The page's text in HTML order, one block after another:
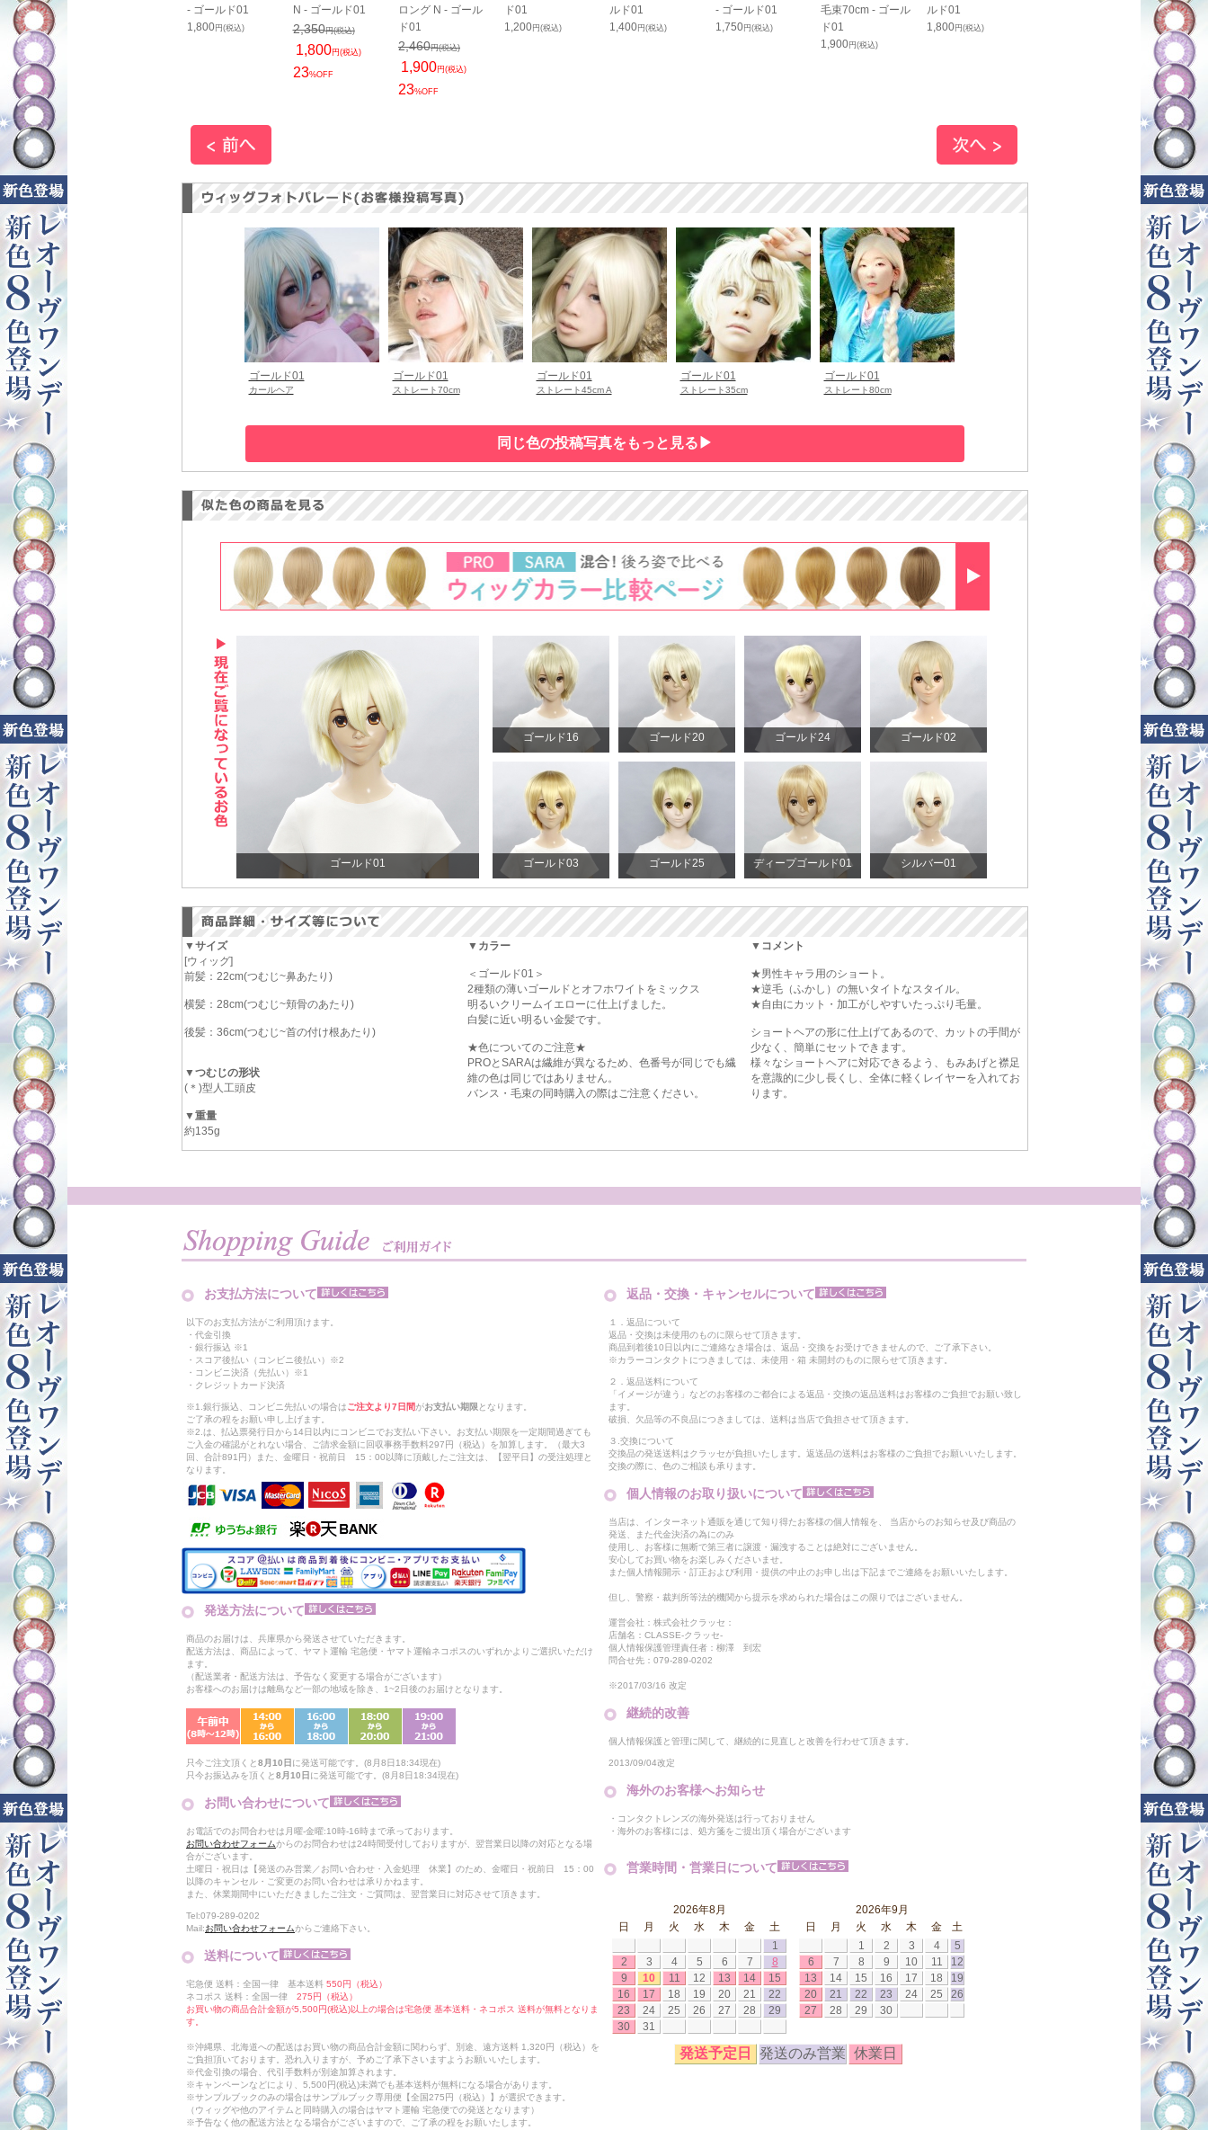
円(税込)
- ゴールド01
1,800円(税込)
N - ゴールド01
2,350円(税込)
1,800円(税込)
23%OFF
ロング N - ゴール
ド01
2,460円(税込)
1,900円(税込)
23%OFF
ド01
1,200円(税込)
ルド01
1,400円(税込)
- ゴールド01
1,750円(税込)
毛束70cm - ゴール
ド01
1,900円(税込)
ルド01
1,800円(税込)
- ゴールド01
1,800円(税込)
ゴールド01
カールヘア
ゴールド01
ストレート70cm
ゴールド01
ストレート45cm A
ゴールド01
ストレート35cm
ゴールド01
ストレート80cm
ゴールド01
ゴールド16 ゴールド20 ゴールド24 ゴールド02
ゴールド03 ゴールド25 ディープゴールド01 シルバー01
▼サイズ
[ウィッグ]
前髪：22cm(つむじ~鼻あたり)
横髪：28cm(つむじ~頬骨のあたり)
後髪：36cm(つむじ~首の付け根あたり)
▼つむじの形状
(＊)型人工頭皮
▼重量
約135g
▼カラー
＜ゴールド01＞
2種類の薄いゴールドとオフホワイトをミックス
明るいクリームイエローに仕上げました。
白髪に近い明るい金髪です。
★色についてのご注意★
PROとSARAは繊維が異なるため、色番号が同じでも繊
維の色は同じではありません。
バンス・毛束の同時購入の際はご注意ください。
▼コメント
★男性キャラ用のショート。
★逆毛（ふかし）の無いタイトなスタイル。
★自由にカット・加工がしやすいたっぷり毛量。
ショートヘアの形に仕上げてあるので、カットの手間が
少なく、簡単にセットできます。
様々なショートヘアに対応できるよう、もみあげと襟足
を意識的に少し長くし、全体に軽くレイヤーを入れてお
ります。
お支払方法について
以下のお支払方法がご利用頂けます。
・代金引換
・銀行振込 ※1
・スコア後払い（コンビニ後払い）※2
・コンビニ決済（先払い）※1
・クレジットカード決済
※1.銀行振込、コンビニ先払いの場合はご注文より7日間がお支払い期限 となります。
ご了承の程をお願い申し上げます。
※2.は、払込票発行日から14日以内にコンビニでお支払い下さい。お支払い期限を一定期間過ぎても
ご入金の確認がとれない場合、ご請求金額に回収事務手数料297円（税込）を加算します。（最大3
回、合計891円）また、金曜日・祝前日 15：00以降に頂戴したご注文は、【翌平日】の受注処理と
なります。
発送方法について
商品のお届けは、兵庫県から発送させていただきます。
配送方法は、商品によって、ヤマト運輸 宅急便・ヤマト運輸ネコポスのいずれかよりご選択いただけ
ます。
（配送業者・配送方法は、予告なく変更する場合がございます）
お客様へのお届けは離島など一部の地域を除き、1~2日後のお届けとなります。
只今ご注文頂くと8月10日 に発送可能です。(8月8日18:34現在)
只今お振込みを頂くと8月10日 に発送可能です。(8月8日18:34現在)
お問い合わせについて
お電話でのお問合わせは月曜-金曜:10時-16時まで承っております。
お問い合わせフォームからのお問合わせは24時間受付しておりますが、翌営業日以降の対応となる場
合がございます。
土曜日・祝日は【発送のみ営業／お問い合わせ・入金処理 休業】のため、金曜日・祝前日 15：00
以降のキャンセル・ご変更のお問い合わせは承りかねます。
また、休業期間中にいただきましたご注文・ご質問は、翌営業日に対応させて頂きます。
Tel:079-289-0202
Mail:お問い合わせフォームからご連絡下さい。
送料について
宅急便 送料：全国一律 基本送料 550円（税込）
ネコポス 送料：全国一律 275円（税込）
お買い物の商品合計金額が5,500円(税込)以上の場合は宅急便 基本送料・ネコポス 送料が無料となりま
す。
※沖縄県、北海道への配送はお買い物の商品合計金額に関わらず、別途、遠方送料 1,320円（税込）を
ご負担頂いております。恐れ入りますが、予めご了承下さいますようお願いいたします。
※代金引換の場合、代引手数料が別途加算されます。
※キャンペーンなどにより、5,500円(税込)未満でも基本送料が無料になる場合があります。
※サンプルブックのみの場合はサンプルブック専用便【全国275円（税込）】が選択できます。
（ウィッグや他のアイテムと同時購入の場合はヤマト運輸 宅急便での発送となります）
※予告なく他の配送方法となる場合がございますので、ご了承の程をお願いたします。
返品・交換・キャンセルについて
１．返品について
返品・交換は未使用のものに限らせて頂きます。
商品到着後10日以内にご連絡なき場合は、返品・交換をお受けできませんので、ご了承下さい。
※カラーコンタクトにつきましては、未使用・箱 未開封のものに限らせて頂きます。
２．返品送料について
「イメージが違う」などのお客様のご都合による返品・交換の返品送料はお客様のご負担でお願い致し
ます。
破損、欠品等の不良品につきましては、送料は当店で負担させて頂きます。
３.交換について
交換品の発送送料はクラッセが負担いたします。返送品の送料はお客様のご負担でお願いいたします。
交換の際に、色のご相談も承ります。
個人情報のお取り扱いについて
当店は、インターネット通販を通じて知り得たお客様の個人情報を、 当店からのお知らせ及び商品の
発送、また代金決済の為にのみ
使用し、お客様に無断で第三者に譲渡・漏洩することは絶対にございません。
安心してお買い物をお楽しみくださいませ。
また個人情報開示・訂正および利用・提供の中止のお申し出は下記までご連絡をお願いいたします。
但し、警察・裁判所等法的機関から提示を求められた場合はこの限りではございません。
運営会社：株式会社クラッセ：
店舗名：CLASSE-クラッセ-
個人情報保護管理責任者：柳澤 到宏
問合せ先：079-289-0202
※2017/03/16 改定
継続的改善
個人情報保護と管理に関して、継続的に見直しと改善を行わせて頂きます。
2013/09/04改定
海外のお客様へお知らせ
・コンタクトレンズの海外発送は行っておりません
・海外のお客様には、処方箋をご提出頂く場合がございます
営業時間・営業日について
2026年8月
日
月 火 水 木 金
土
1
2
3 4 5 6 7
8
9
10 11 12 13 14
15
16
17 18 19 20 21
22
23
24 25 26 27 28
29
30
31
2026年9月
日
月 火 水 木 金
土
1
2 3 4
5
6
7 8 9 10 11
12
13
14 15 16 17 18
19
20
21 22 23 24 25
26
27
28 29 30
発送予定日 発送のみ営業 休業日